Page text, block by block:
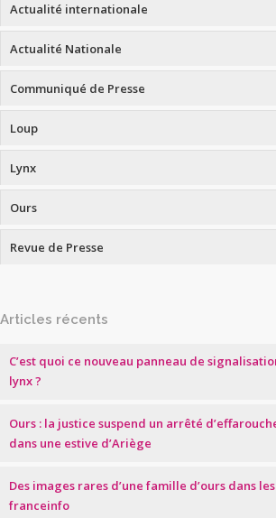
Actualité internationale
Actualité Nationale
Communiqué de Presse
Loup
Lynx
Ours
Revue de Presse
Articles récents
C’est quoi ce nouveau panneau de
lynx ?
Ours : la justice suspend un arrêté
dans une estive d’Ariège
Des images rares d’une famille d’ours dans
franceinfo